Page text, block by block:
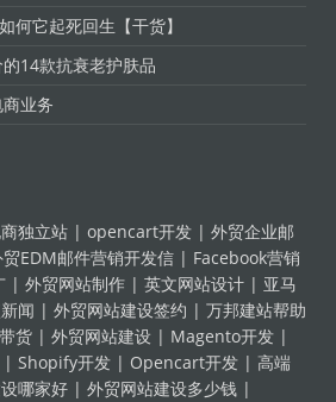
何它起死回生【干货】
14款抗衰老护肤品
业务
独立站 | opencart开发 | 外贸企业邮
EDM邮件营销开发信 | Facebook营销
| 外贸网站制作 | 英文网站设计 | 亚马
闻 | 外贸网站建设签约 | 万邦建站帮助
货 | 外贸网站建设 | Magento开发 |
| Shopify开发 | Opencart开发 | 高端
哪家好 | 外贸网站建设多少钱 |